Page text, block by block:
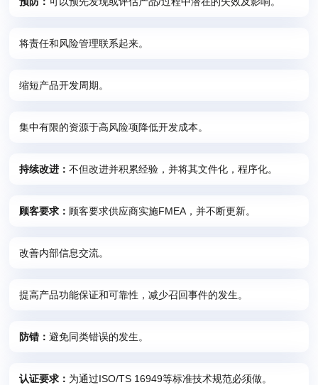
将责任和风险管理联系起来。
缩短产品开发周期。
集中有限的资源于高风险项降低开发成本。
持续改进： 不但改进并积累经验，并将其文件化，程序化。
顾客要求： 顾客要求供应商实施FMEA，并不断更新。
改善内部信息交流。
提高产品功能保证和可靠性，减少召回事件的发生。
防错： 避免同类错误的发生。
认证要求： 为通过ISO/TS 16949等标准技术规范必须做。